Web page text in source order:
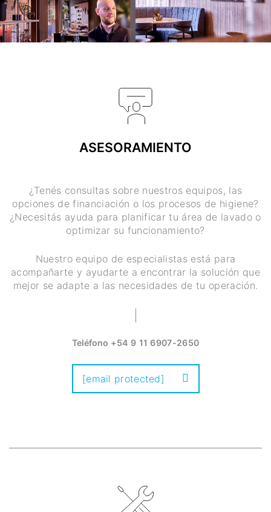
ASESORAMIENTO
¿Tenés consultas sobre nuestros equipos, las
opciones de financiación o los procesos de higiene?
¿Necesitás ayuda para planificar tu área de lavado o
optimizar su funcionamiento?
Nuestro equipo de especialistas está para
acompañarte y ayudarte a encontrar la solución que
mejor se adapte a las necesidades de tu operación.
Teléfono +54 9 11 6907-2650
[email protected]